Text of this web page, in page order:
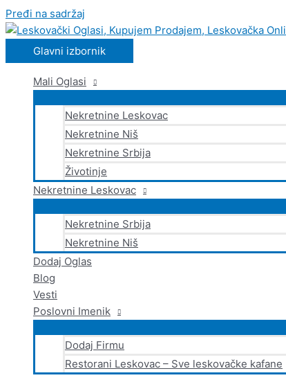
Pređi na sadržaj
Glavni izbornik
Mali Oglasi
Nekretnine Leskovac
Nekretnine Niš
Nekretnine Srbija
Životinje
Nekretnine Leskovac
Nekretnine Srbija
Nekretnine Niš
Dodaj Oglas
Blog
Vesti
Poslovni Imenik
Dodaj Firmu
Restorani Leskovac – Sve leskovačke kafane